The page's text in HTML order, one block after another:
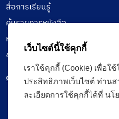
สื่อการเรียนรู้
ค้นรายการหนังสือ
หนังสืออิเล็กทรอนิกส์
ข้อมูลผู้ใช้งาน
ดาวน์โหลดใช้งานบนแอปพลิเคชัน
เว็บไซต์นี้ใช้คุกกี้
เราใช้คุกกี้ (Cookie) เพื่อใ
ประสิทธิภาพเว็บไซต์ ท่าน
ละเอียดการใช้คุกกี้ได้ที่ นโ